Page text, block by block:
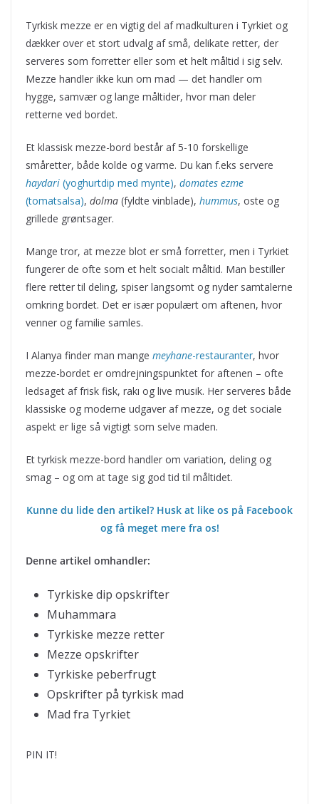
Tyrkisk mezze er en vigtig del af madkulturen i Tyrkiet og
dækker over et stort udvalg af små, delikate retter, der
serveres som forretter eller som et helt måltid i sig selv.
Mezze handler ikke kun om mad — det handler om
hygge, samvær og lange måltider, hvor man deler
retterne ved bordet.
Et klassisk mezze-bord består af 5-10 forskellige
småretter, både kolde og varme. Du kan f.eks servere
haydari (yoghurtdip med mynte), domates ezme
(tomatsalsa), dolma (fyldte vinblade), hummus, oste og
grillede grøntsager.
Mange tror, at mezze blot er små forretter, men i Tyrkiet
fungerer de ofte som et helt socialt måltid. Man bestiller
flere retter til deling, spiser langsomt og nyder samtalerne
omkring bordet. Det er især populært om aftenen, hvor
venner og familie samles.
I Alanya finder man mange meyhane-restauranter, hvor
mezze-bordet er omdrejningspunktet for aftenen – ofte
ledsaget af frisk fisk, rakı og live musik. Her serveres både
klassiske og moderne udgaver af mezze, og det sociale
aspekt er lige så vigtigt som selve maden.
Et tyrkisk mezze-bord handler om variation, deling og
smag – og om at tage sig god tid til måltidet.
Kunne du lide den artikel? Husk at like os på Facebook
og få meget mere fra os!
Denne artikel omhandler:
Tyrkiske dip opskrifter
Muhammara
Tyrkiske mezze retter
Mezze opskrifter
Tyrkiske peberfrugt
Opskrifter på tyrkisk mad
Mad fra Tyrkiet
PIN IT!